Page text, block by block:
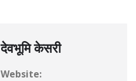
देवभूमि केसरी
Website: